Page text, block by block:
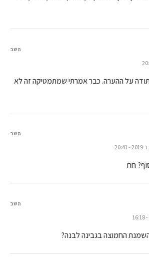
על ההערה. כבר אמרתי שמתמטיקה זה לא
השב
חח
השב
החמוצה בגבינה לבנה?
השב